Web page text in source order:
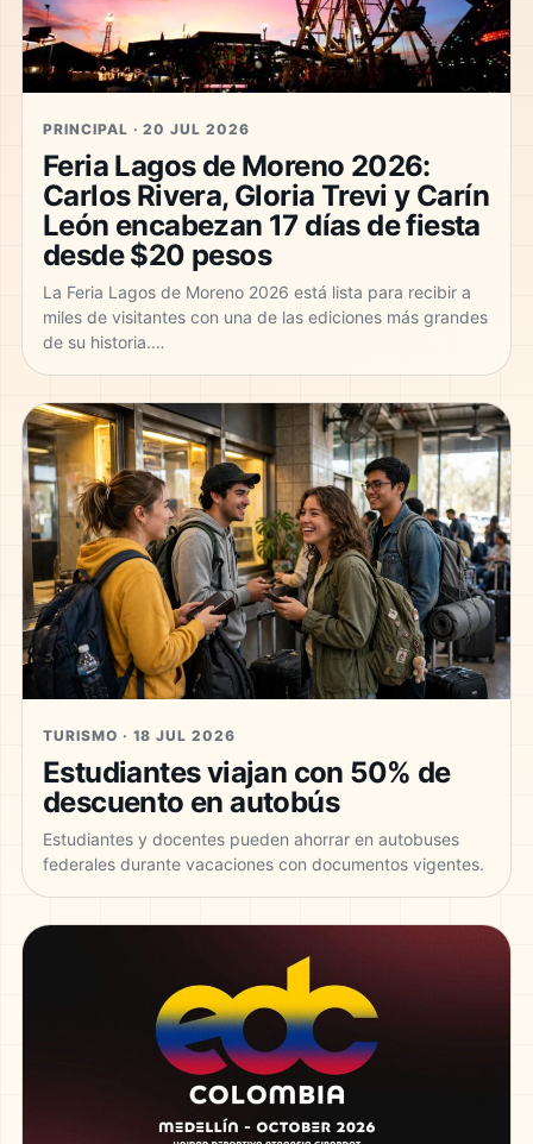
PRINCIPAL · 20 JUL 2026
Feria Lagos de Moreno 2026:
Carlos Rivera, Gloria Trevi y Carín
León encabezan 17 días de fiesta
desde $20 pesos
La Feria Lagos de Moreno 2026 está lista para recibir a
miles de visitantes con una de las ediciones más grandes
de su historia.…
TURISMO · 18 JUL 2026
Estudiantes viajan con 50% de
descuento en autobús
Estudiantes y docentes pueden ahorrar en autobuses
federales durante vacaciones con documentos vigentes.